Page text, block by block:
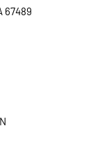
67489